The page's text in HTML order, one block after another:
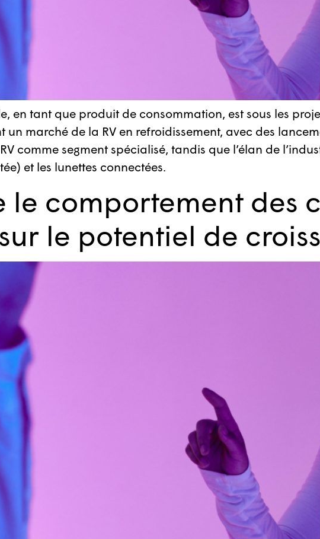
en tant que produit de consommation, est sous les
un marché de la RV en refroidissement, avec des
comme segment spécialisé, tandis que l’élan de
et les lunettes connectées.
le comportement des
le potentiel de